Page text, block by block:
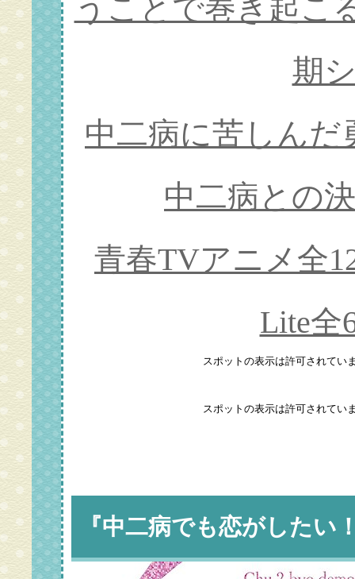
うことで巻き起こ
期
中二病に苦しんだ
中二病との
青春TVアニメ全
Lite全
『中二病でも恋がしたい